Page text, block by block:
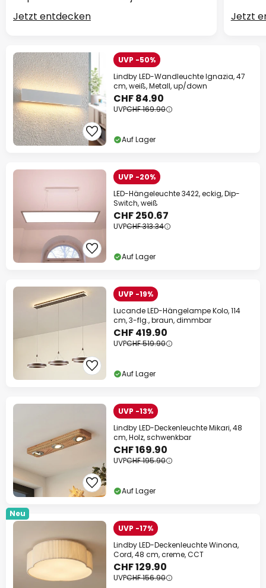
Jetzt entdecken
Jetzt
UVP -50%
Lindby LED-Wandleuchte Ignazia, 47
cm, weiß, Metall, up/down
CHF 84.90
UVPCHF 169.90
Auf Lager
UVP -20%
LED-Hängeleuchte 3422, eckig, Dip-
Switch, weiß
CHF 250.67
UVPCHF 313.34
Auf Lager
UVP -19%
Lucande LED-Hängelampe Kolo, 114
cm, 3-flg., braun, dimmbar
CHF 419.90
UVPCHF 519.90
Auf Lager
UVP -13%
Lindby LED-Deckenleuchte Mikari, 48
cm, Holz, schwenkbar
CHF 169.90
UVPCHF 195.90
Auf Lager
Neu
UVP -17%
Lindby LED-Deckenleuchte Winona,
Cord, 48 cm, creme, CCT
CHF 129.90
UVPCHF 156.90